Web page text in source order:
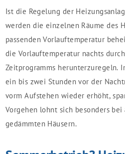
Ist die Regelung der
werden die einzelnen Räume des
passenden Vorlauftemperatur
die Vorlauftemperatur nachts
Zeitprogramms herunterzuregeln.
ein bis zwei Stunden vor der
vorm Aufstehen wieder erhöht,
Vorgehen lohnt sich besonders
gedämmten Häusern.